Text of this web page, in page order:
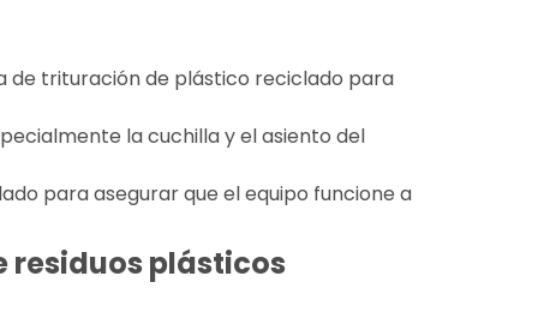
de trituración de plástico reciclado para
la cuchilla y el asiento del
para asegurar que el equipo funcione a
plásticos